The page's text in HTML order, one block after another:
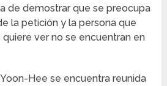
de demostrar que se preocupa
la petición y la persona que
ver no se encuentran en
Hee se encuentra reunida